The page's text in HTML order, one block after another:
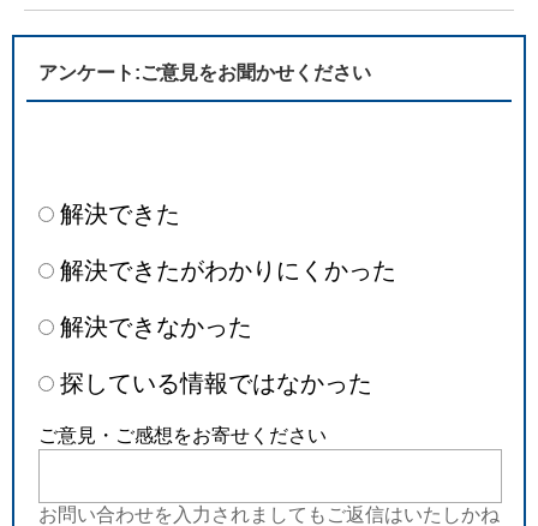
アンケート:ご意見をお聞かせください
解決できた
解決できたがわかりにくかった
解決できなかった
探している情報ではなかった
ご意見・ご感想をお寄せください
お問い合わせを入力されましてもご返信はいたしかね